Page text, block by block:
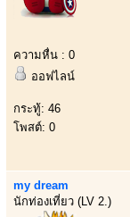
ความหื่น : 0
ออฟไลน์
กระทู้: 46
โพสต์: 0
my dream
นักท่องเที่ยว (LV 2.)